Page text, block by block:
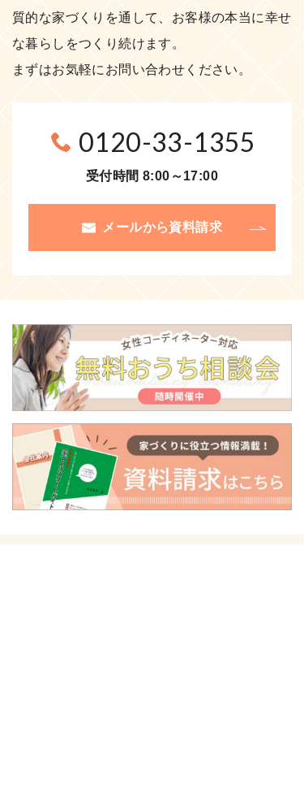
質的な家づくりを通して、お客様の本当に幸せ
な暮らしをつくり続けます。
まずはお気軽にお問い合わせください。
0120-33-1355
受付時間 8:00～17:00
メールから資料請求